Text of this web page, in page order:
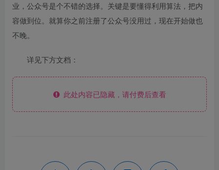
业，公众号是个不错的选择。关键是要懂得利用算法，把内
容做到位。就算你之前注册了公众号没用过，现在开始做也
不晚。
详见下方文档：
此处内容已隐藏，请付费后查看